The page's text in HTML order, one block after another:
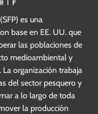
es una
base en EE. UU. que
las poblaciones de
medioambiental y
La organización trabaja
del sector pesquero y
a lo largo de toda
la producción